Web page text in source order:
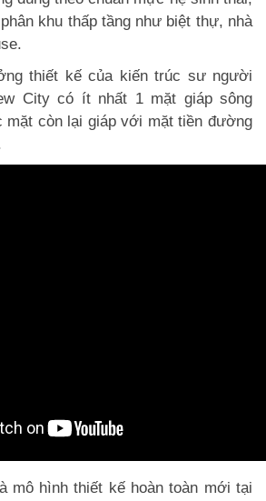
khu thấp tầng như biệt thự, nhà
thiết kế của kiến trúc sư người
Citycó ít nhất 1 mặt giáp sông
mặt còn lại giáp với mặt tiền đường
mô hình thiết kế hoàn toàn mới tại